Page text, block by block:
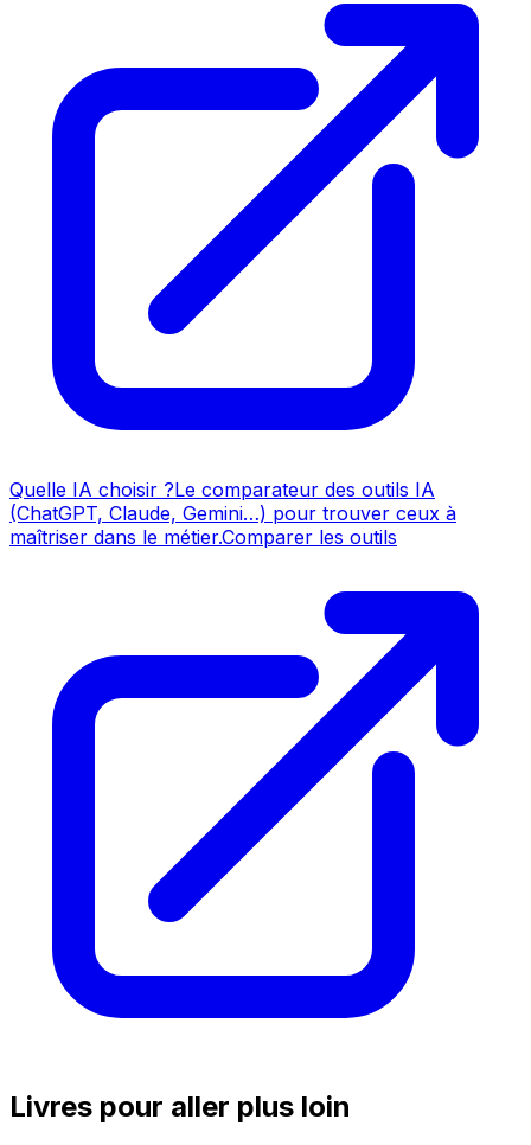
Quelle IA choisir ?Le comparateur des outils IA
(ChatGPT, Claude, Gemini…) pour trouver ceux à
maîtriser dans le métier.Comparer les outils
Livres pour aller plus loin